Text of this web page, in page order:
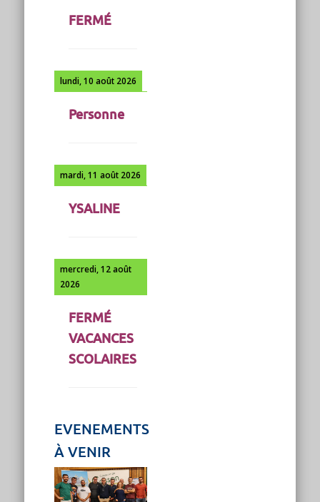
FERMÉ
lundi, 10 août 2026
Personne
mardi, 11 août 2026
YSALINE
mercredi, 12 août
2026
FERMÉ
VACANCES
SCOLAIRES
EVENEMENTS
À VENIR